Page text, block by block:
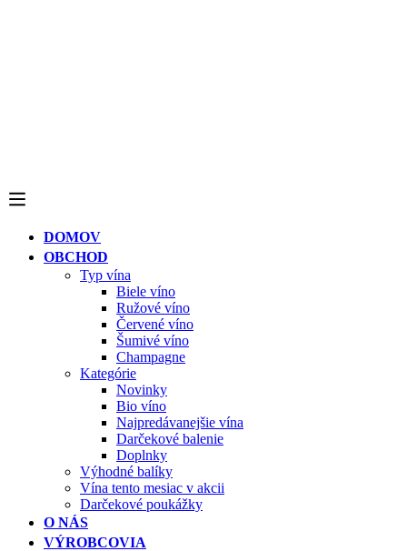
DOMOV
OBCHOD
Typ vína
Biele víno
Ružové víno
Červené víno
Šumivé víno
Champagne
Kategórie
Novinky
Bio víno
Najpredávanejšie vína
Darčekové balenie
Doplnky
Výhodné balíky
Vína tento mesiac v akcii
Darčekové poukážky
O NÁS
VÝROBCOVIA